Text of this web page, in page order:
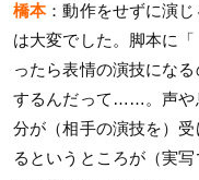
橋本：動作をせずに演
は大変でした。脚本に
ったら表情の演技にな
するんだって……。声や
分が（相手の演技を）
るというところが（実